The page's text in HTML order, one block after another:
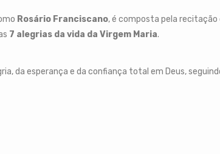
Rosário Franciscano, é composta pela recitação
7 alegrias da vida da Virgem Maria.
da esperança e da confiança total em Deus,